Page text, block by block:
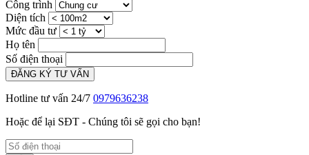
Công trình
Diện tích
Mức đầu tư
Họ tên
Số điện thoại
ĐĂNG KÝ TƯ VẤN
Hotline tư vấn 24/7 0979636238
Hoặc để lại SĐT - Chúng tôi sẽ gọi cho bạn!